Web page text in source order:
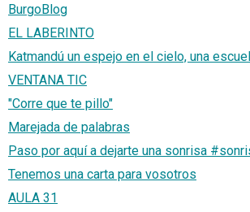
BurgoBlog
EL LABERINTO
Katmandú un espejo en el cielo, una
VENTANA TIC
"Corre que te pillo"
Marejada de palabras
Paso por aquí a dejarte una sonrisa
Tenemos una carta para vosotros
AULA 31